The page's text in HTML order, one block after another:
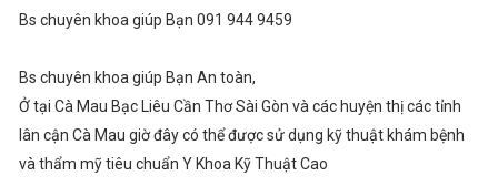
Bs chuyên khoa giúp Bạn 091 944 9459
Bs chuyên khoa giúp Bạn An toàn,
Ở tại Cà Mau Bạc Liêu Cần Thơ Sài Gòn và các huyện thị các tỉnh
lân cận Cà Mau giờ đây có thể được sử dụng kỹ thuật khám bệnh
và thẩm mỹ tiêu chuẩn Y Khoa Kỹ Thuật Cao